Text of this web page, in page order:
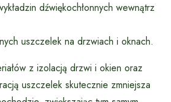
dźwiękochłonnych wewnątrz
uszczelek na drzwiach i oknach.
z izolacją drzwi i okien oraz
uszczelek skutecznie zmniejsza